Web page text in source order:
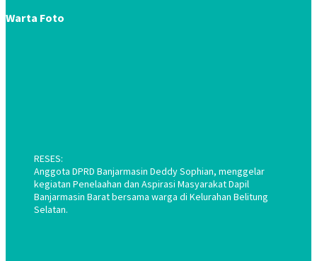
Warta Foto
RESES:
Anggota DPRD Banjarmasin Deddy Sophian, menggelar
kegiatan Penelaahan dan Aspirasi Masyarakat Dapil
Banjarmasin Barat bersama warga di Kelurahan Belitung
Selatan.